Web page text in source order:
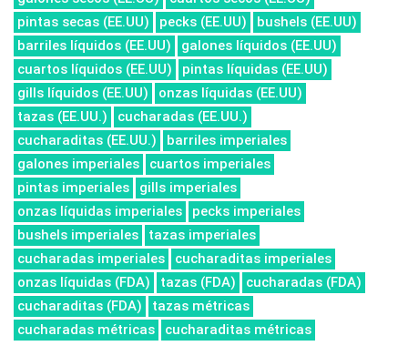
pintas secas (EE.UU)
pecks (EE.UU)
bushels (EE.UU)
barriles líquidos (EE.UU)
galones líquidos (EE.UU)
cuartos líquidos (EE.UU)
pintas líquidas (EE.UU)
gills líquidos (EE.UU)
onzas líquidas (EE.UU)
tazas (EE.UU.)
cucharadas (EE.UU.)
cucharaditas (EE.UU.)
barriles imperiales
galones imperiales
cuartos imperiales
pintas imperiales
gills imperiales
onzas líquidas imperiales
pecks imperiales
bushels imperiales
tazas imperiales
cucharadas imperiales
cucharaditas imperiales
onzas líquidas (FDA)
tazas (FDA)
cucharadas (FDA)
cucharaditas (FDA)
tazas métricas
cucharadas métricas
cucharaditas métricas